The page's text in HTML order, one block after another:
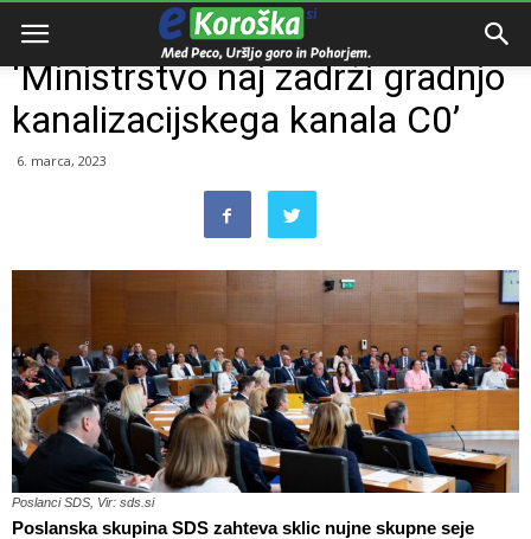
Domov
‘Ministrstvo naj zadrži gradnjo
kanalizacijskega kanala C0’
6. marca, 2023
Poslanci SDS, Vir: sds.si
Poslanska skupina SDS zahteva sklic nujne skupne seje